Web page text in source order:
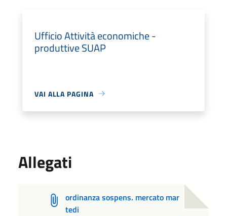
Ufficio Attività economiche -
produttive SUAP
VAI ALLA PAGINA
Allegati
ordinanza sospens. mercato mar
tedi